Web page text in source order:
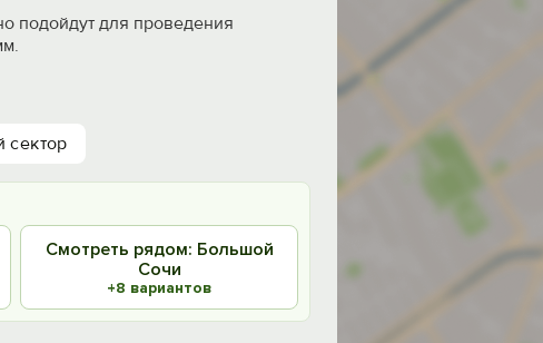
подойдут для проведения
сектор
Смотреть рядом: Большой
Сочи
+8 вариантов